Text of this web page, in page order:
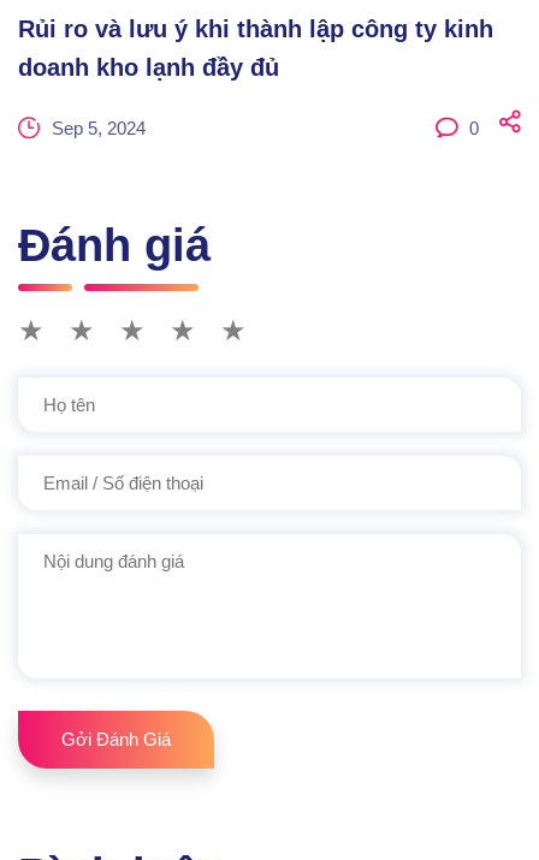
Rủi ro và lưu ý khi thành lập công ty kinh
doanh kho lạnh đầy đủ
Sep 5, 2024 0
Đánh giá
★ ★ ★ ★ ★
Gởi Đánh Giá